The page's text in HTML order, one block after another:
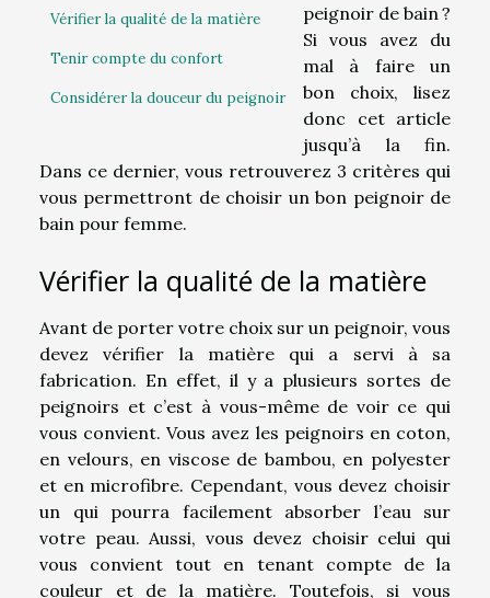
Vérifier la qualité de la matière
Tenir compte du confort
Considérer la douceur du peignoir
peignoir de bain ?
Si vous avez du
mal à faire un
bon choix, lisez
donc cet article
jusqu’à la fin.
Dans ce dernier, vous retrouverez 3 critères qui
vous permettront de choisir un bon peignoir de
bain pour femme.
Vérifier la qualité de la matière
Avant de porter votre choix sur un peignoir, vous
devez vérifier la matière qui a servi à sa
fabrication. En effet, il y a plusieurs sortes de
peignoirs et c’est à vous-même de voir ce qui
vous convient. Vous avez les peignoirs en coton,
en velours, en viscose de bambou, en polyester
et en microfibre. Cependant, vous devez choisir
un qui pourra facilement absorber l’eau sur
votre peau. Aussi, vous devez choisir celui qui
vous convient tout en tenant compte de la
couleur et de la matière. Toutefois, si vous